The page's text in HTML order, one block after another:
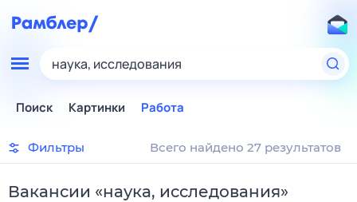
наука, исследования
Поиск Картинки Работа
Фильтры Всего найдено 27 результатов
Вакансии «наука, исследования»